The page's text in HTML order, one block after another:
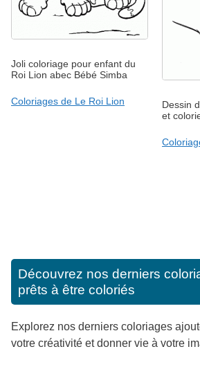
Joli coloriage pour enfant du
Roi Lion abec Bébé Simba
Coloriages de Le Roi Lion
Dessin
et
Découvrez nos derniers
prêts à être coloriés
Explorez nos derniers coloriages
votre créativité et donner vie à votre